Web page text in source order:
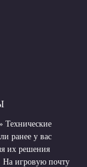
Технические
ранее у вас
их решения
На игровую почту